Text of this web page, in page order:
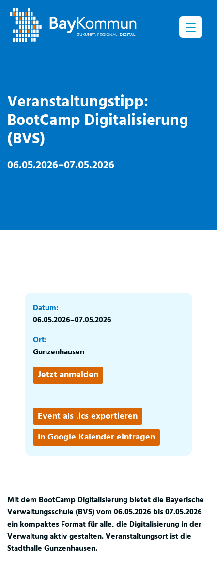
Menü
Veranstaltungstipp:
BootCamp Digitalisierung
(BVS)
06.05.2026–07.05.2026
Datum:
06.05.2026–07.05.2026
Ort:
Gunzenhausen
Jetzt anmelden
Event als .ics exportieren
In Google Kalender eintragen
Mit dem BootCamp Digitalisierung bietet die Bayerische
Verwaltungsschule (BVS) vom 06.05.2026 bis 07.05.2026
ein kompaktes Format für alle, die Digitalisierung in der
Verwaltung aktiv gestalten. Veranstaltungsort ist die
Stadthalle Gunzenhausen.